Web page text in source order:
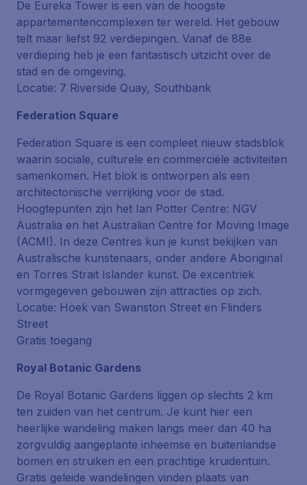
De Eureka Tower is een van de hoogste
appartementencomplexen ter wereld. Het gebouw
telt maar liefst 92 verdiepingen. Vanaf de 88e
verdieping heb je een fantastisch uitzicht over de
stad en de omgeving.
Locatie: 7 Riverside Quay, Southbank
Federation Square
Federation Square is een compleet nieuw stadsblok
waarin sociale, culturele en commerciële activiteiten
samenkomen. Het blok is ontworpen als een
architectonische verrijking voor de stad.
Hoogtepunten zijn het Ian Potter Centre: NGV
Australia en het Australian Centre for Moving Image
(ACMI). In deze Centres kun je kunst bekijken van
Australische kunstenaars, onder andere Aboriginal
en Torres Strait Islander kunst. De excentriek
vormgegeven gebouwen zijn attracties op zich.
Locatie: Hoek van Swanston Street en Flinders
Street
Gratis toegang
Royal Botanic Gardens
De Royal Botanic Gardens liggen op slechts 2 km
ten zuiden van het centrum. Je kunt hier een
heerlijke wandeling maken langs meer dan 40 ha
zorgvuldig aangeplante inheemse en buitenlandse
bomen en struiken en een prachtige kruidentuin.
Gratis geleide wandelingen vinden plaats van